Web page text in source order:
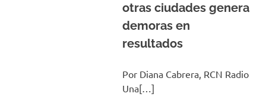
otras ciudades genera
demoras en
resultados
Por Diana Cabrera, RCN Radio
Una[…]